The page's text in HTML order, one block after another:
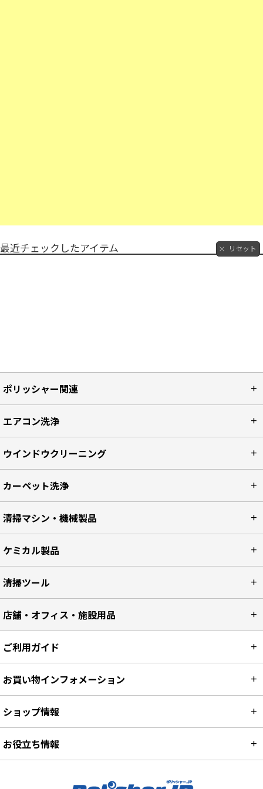
ポリッシャー関連
エアコン洗浄
ウインドウクリーニング
カーペット洗浄
清掃マシン・機械製品
ケミカル製品
清掃ツール
店舗・オフィス・施設用品
ご利用ガイド
お買い物インフォメーション
ショップ情報